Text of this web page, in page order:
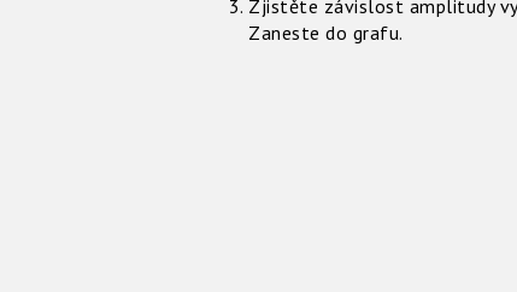
Zjistěte závislost amplitudy
Zaneste do grafu.